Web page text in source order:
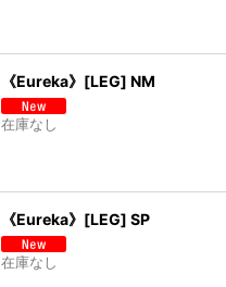
《Eureka》[LEG] NM
在庫なし
《Eureka》[LEG] SP
在庫なし